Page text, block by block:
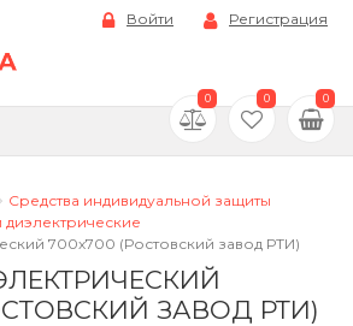
Войти Регистрация
0 0 0
Средства индивидуальной защиты
700х700 (Ростовский завод РТИ)
ЗАВОД РТИ)